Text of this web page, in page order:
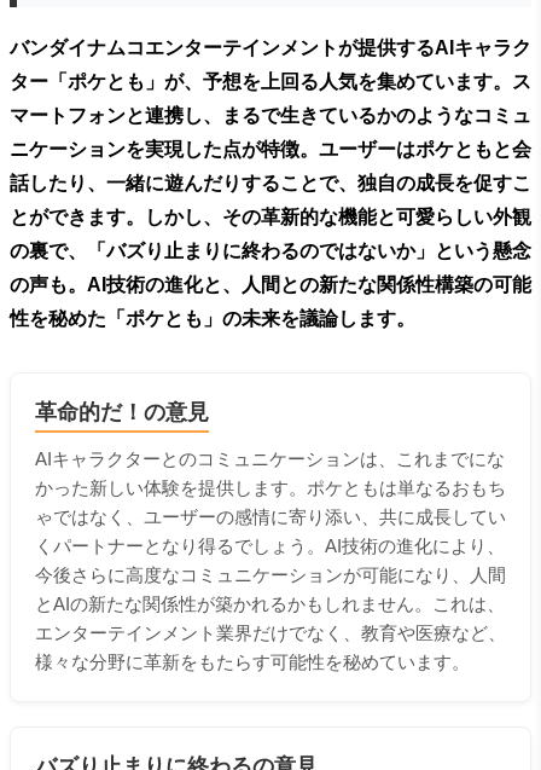
バンダイナムコエンターテインメントが提供するAIキャラク
ター「ポケとも」が、予想を上回る人気を集めています。ス
マートフォンと連携し、まるで生きているかのようなコミュ
ニケーションを実現した点が特徴。ユーザーはポケともと会
話したり、一緒に遊んだりすることで、独自の成長を促すこ
とができます。しかし、その革新的な機能と可愛らしい外観
の裏で、「バズり止まりに終わるのではないか」という懸念
の声も。AI技術の進化と、人間との新たな関係性構築の可能
性を秘めた「ポケとも」の未来を議論します。
革命的だ！の意見
AIキャラクターとのコミュニケーションは、これまでにな
かった新しい体験を提供します。ポケともは単なるおもち
ゃではなく、ユーザーの感情に寄り添い、共に成長してい
くパートナーとなり得るでしょう。AI技術の進化により、
今後さらに高度なコミュニケーションが可能になり、人間
とAIの新たな関係性が築かれるかもしれません。これは、
エンターテインメント業界だけでなく、教育や医療など、
様々な分野に革新をもたらす可能性を秘めています。